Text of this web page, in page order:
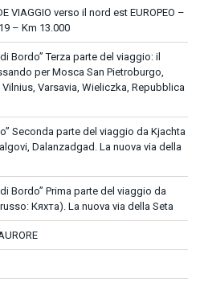
VIAGGIO verso il nord est EUROPEO –
– Km 13.000
Bordo” Terza parte del viaggio: il
per Mosca San Pietroburgo,
Varsavia, Wieliczka, Repubblica
Seconda parte del viaggio da Kjachta
Dalanzadgad. La nuova via della
Bordo” Prima parte del viaggio da
Кяхта). La nuova via della Seta